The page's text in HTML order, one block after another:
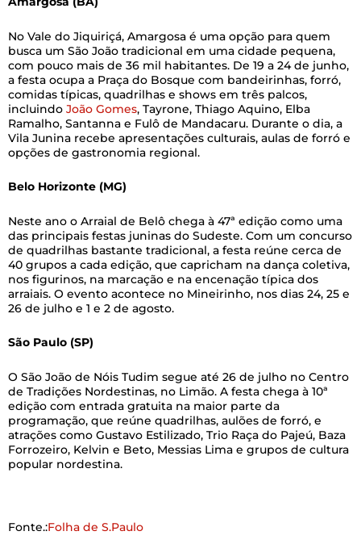
No Vale do Jiquiriçá, Amargosa é uma opção para quem
busca um São João tradicional em uma cidade pequena,
com pouco mais de 36 mil habitantes. De 19 a 24 de junho,
a festa ocupa a Praça do Bosque com bandeirinhas, forró,
comidas típicas, quadrilhas e shows em três palcos,
incluindo João Gomes, Tayrone, Thiago Aquino, Elba
Ramalho, Santanna e Fulô de Mandacaru. Durante o dia, a
Vila Junina recebe apresentações culturais, aulas de forró e
opções de gastronomia regional.
Belo Horizonte (MG)
Neste ano o Arraial de Belô chega à 47ª edição como uma
das principais festas juninas do Sudeste. Com um concurso
de quadrilhas bastante tradicional, a festa reúne cerca de
40 grupos a cada edição, que capricham na dança coletiva,
nos figurinos, na marcação e na encenação típica dos
arraiais. O evento acontece no Mineirinho, nos dias 24, 25 e
26 de julho e 1 e 2 de agosto.
São Paulo (SP)
O São João de Nóis Tudim segue até 26 de julho no Centro
de Tradições Nordestinas, no Limão. A festa chega à 10ª
edição com entrada gratuita na maior parte da
programação, que reúne quadrilhas, aulões de forró, e
atrações como Gustavo Estilizado, Trio Raça do Pajeú, Baza
Forrozeiro, Kelvin e Beto, Messias Lima e grupos de cultura
popular nordestina.
Fonte.:Folha de S.Paulo